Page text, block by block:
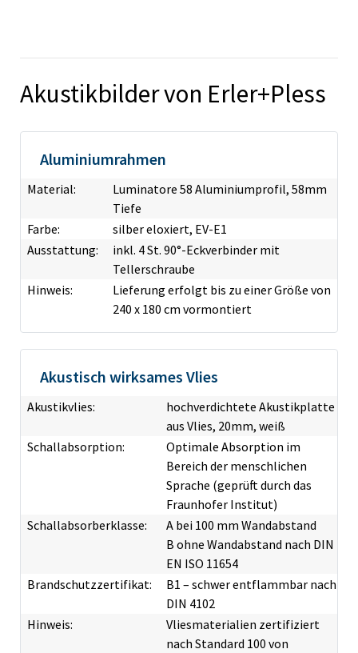
Akustikbilder von Erler+Pless
Aluminiumrahmen
Material:
Luminatore 58 Aluminiumprofil, 58mm
Tiefe
Farbe:
silber eloxiert, EV-E1
Ausstattung:
inkl. 4 St. 90°-Eckverbinder mit
Tellerschraube
Hinweis:
Lieferung erfolgt bis zu einer Größe von
240 x 180 cm vormontiert
Akustisch wirksames Vlies
Akustikvlies:
hochverdichtete Akustikplatte
aus Vlies, 20mm, weiß
Schallabsorption:
Optimale Absorption im
Bereich der menschlichen
Sprache (geprüft durch das
Fraunhofer Institut)
Schallabsorberklasse:
A bei 100 mm Wandabstand
B ohne Wandabstand nach DIN
EN ISO 11654
Brandschutzzertifikat:
B1 – schwer entflammbar nach
DIN 4102
Hinweis:
Vliesmaterialien zertifiziert
nach Standard 100 von